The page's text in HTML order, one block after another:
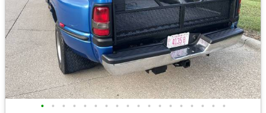
• • • • • • • • • • • • • • • • • •